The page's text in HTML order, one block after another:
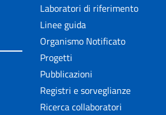
Laboratori di riferimento
Linee guida
Organismo Notificato
Progetti
Pubblicazioni
Registri e sorveglianze
Ricerca collaboratori